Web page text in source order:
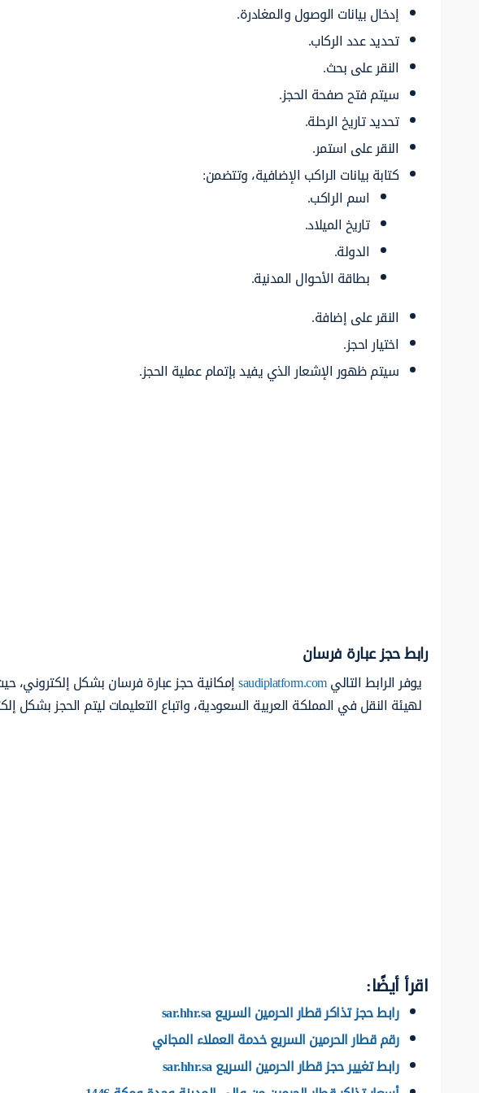
إدخال بيانات الوصول والمغادرة.
تحديد عدد الركاب.
النقر على بحث.
سيتم فتح صفحة الحجز.
تحديد تاريخ الرحلة.
النقر على استمر.
كتابة بيانات الراكب الإضافية، وتتضمن:
اسم الراكب.
تاريخ الميلاد.
الدولة.
بطاقة الأحوال المدنية.
النقر على إضافة.
اختيار احجز.
سيتم ظهور الإشعار الذي يفيد بإتمام عملية الحجز.
رابط حجز عبارة فرسان
يوفر الرابط التاليsaudiplatform.comإمكانية حجز عبارة فرسان بشكل إلكتروني،
لهيئة النقل في المملكة العربية السعودية، واتباع التعليمات ليتم الحجز بشكل
اقرأ أيضًا:
رابط حجز تذاكر قطار الحرمين السريع sar.hhr.sa
رقم قطار الحرمين السريع خدمة العملاء المجاني
رابط تغيير حجز قطار الحرمين السريع sar.hhr.sa